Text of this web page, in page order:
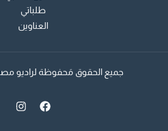
طلباتي
العناوين
جميع الحقوق مَحفوظة لراديو مصر